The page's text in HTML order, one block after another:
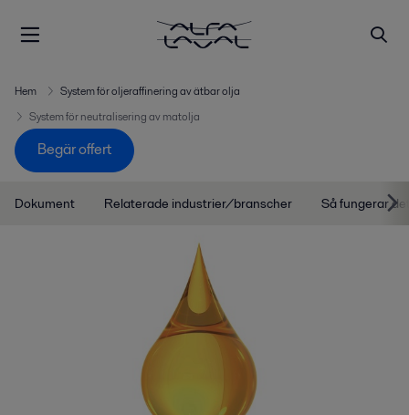
Hem
System för oljeraffinering av ätbar olja
System för neutralisering av matolja
Begär offert
Dokument Relaterade industrier/branscher Så fungerar